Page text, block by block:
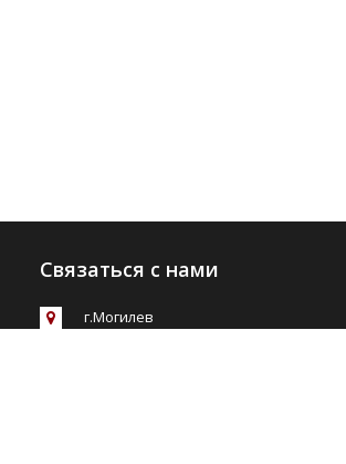
Связаться с нами
г.Могилев